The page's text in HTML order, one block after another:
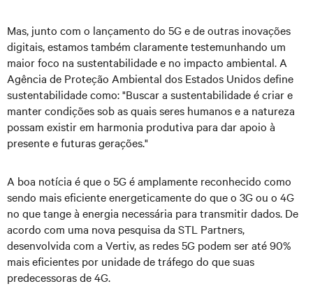
Mas, junto com o lançamento do 5G e de outras inovações
digitais, estamos também claramente testemunhando um
maior foco na sustentabilidade e no impacto ambiental. A
Agência de Proteção Ambiental dos Estados Unidos define
sustentabilidade como: "Buscar a sustentabilidade é criar e
manter condições sob as quais seres humanos e a natureza
possam existir em harmonia produtiva para dar apoio à
presente e futuras gerações."
A boa notícia é que o 5G é amplamente reconhecido como
sendo mais eficiente energeticamente do que o 3G ou o 4G
no que tange à energia necessária para transmitir dados. De
acordo com uma nova pesquisa da STL Partners,
desenvolvida com a Vertiv, as redes 5G podem ser até 90%
mais eficientes por unidade de tráfego do que suas
predecessoras de 4G.